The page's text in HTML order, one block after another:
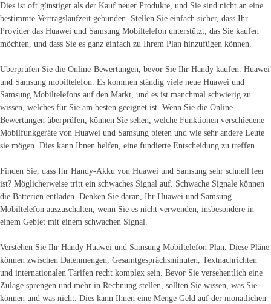
Dies ist oft günstiger als der Kauf neuer Produkte, und Sie sind nicht an eine
bestimmte Vertragslaufzeit gebunden. Stellen Sie einfach sicher, dass Ihr
Provider das Huawei und Samsung Mobiltelefon unterstützt, das Sie kaufen
möchten, und dass Sie es ganz einfach zu Ihrem Plan hinzufügen können.
Überprüfen Sie die Online-Bewertungen, bevor Sie Ihr Handy kaufen. Huawei
und Samsung mobiltelefon. Es kommen ständig viele neue Huawei und
Samsung Mobiltelefons auf den Markt, und es ist manchmal schwierig zu
wissen, welches für Sie am besten geeignet ist. Wenn Sie die Online-
Bewertungen überprüfen, können Sie sehen, welche Funktionen verschiedene
Mobilfunkgeräte von Huawei und Samsung bieten und wie sehr andere Leute
sie mögen. Dies kann Ihnen helfen, eine fundierte Entscheidung zu treffen.
Finden Sie, dass Ihr Handy-Akku von Huawei und Samsung sehr schnell leer
ist? Möglicherweise tritt ein schwaches Signal auf. Schwache Signale können
die Batterien entladen. Denken Sie daran, Ihr Huawei und Samsung
Mobiltelefon auszuschalten, wenn Sie es nicht verwenden, insbesondere in
einem Gebiet mit einem schwachen Signal.
Verstehen Sie Ihr Handy Huawei und Samsung Mobiltelefon Plan. Diese Pläne
können zwischen Datenmengen, Gesamtgesprächsminuten, Textnachrichten
und internationalen Tarifen recht komplex sein. Bevor Sie versehentlich eine
Zulage sprengen und mehr in Rechnung stellen, sollten Sie wissen, was Sie
können und was nicht. Dies kann Ihnen eine Menge Geld auf der monatlichen